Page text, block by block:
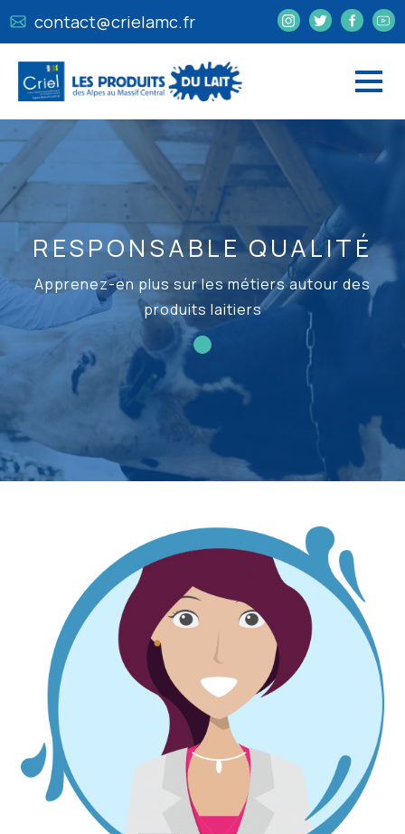
contact@crielamc.fr
RESPONSABLE QUALITÉ
Apprenez-en plus sur les métiers autour des
produits laitiers